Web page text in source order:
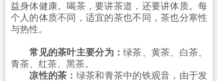
益身体健康。喝茶，要讲茶道，还要讲体质。每
个人的体质不同，适宜的茶也不同，茶也分寒性
与热性。
常见的茶叶主要分为：绿茶、黄茶、白茶、
青茶、红茶、黑茶。
凉性的茶： 绿茶和青茶中的铁观音，由于发